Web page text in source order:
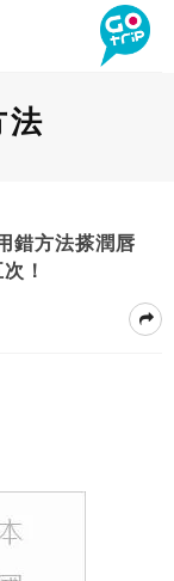
法
錯方法搽潤唇
！